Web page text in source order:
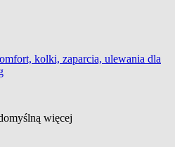
kolki, zaparcia, ulewania dla
więcej